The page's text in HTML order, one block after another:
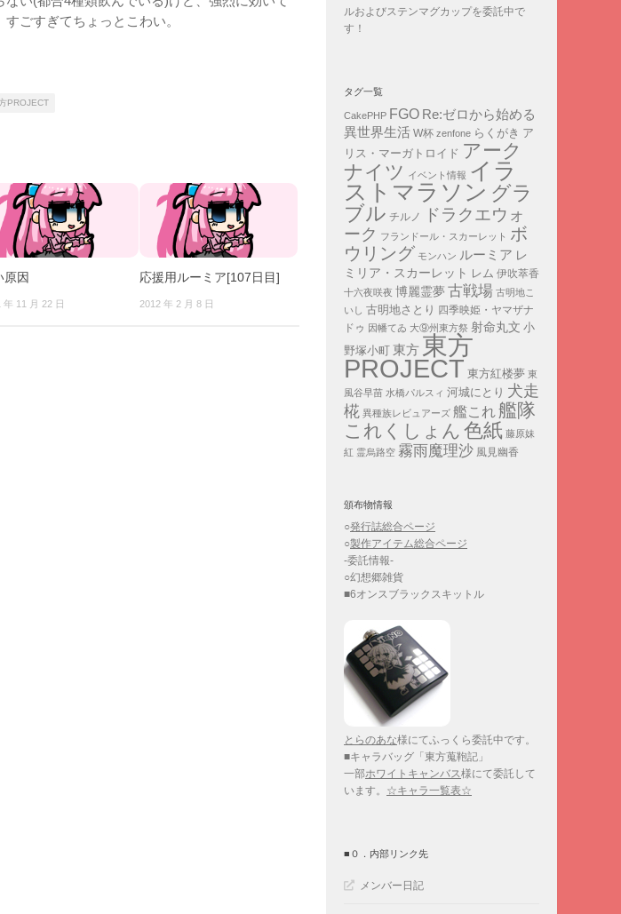
ごすぎてちょっとこわい。
PROJECT
原因
年 11 月 22 日
応援用ルーミア[107日目]
2012 年 2 月 8 日
ルおよびステンマグカップを委託中で
す！
タグ一覧
CakePHP FGO Re:ゼロから始める
異世界生活 W杯 zenfone らくがき ア
リス・マーガトロイド アーク
ナイツ イベント情報 イラ
ストマラソン グラ
ブル チルノ
ドラクエウォ
ーク フランドール・スカーレット ボ
ウリング モンハン ルーミア レ
ミリア・スカーレット
レム 伊吹萃香
十六夜咲夜 博麗霊夢 古戦場 古明地こ
いし 古明地さとり 四季映姫・ヤマザナ
ドゥ 因幡てゐ 大⑨州東方祭 射命丸文 小
野塚小町 東方 東方
PROJECT 東方紅楼夢 東
風谷早苗 水橋パルスィ 河城にとり 犬走
椛 異種族レビュアーズ 艦これ艦隊
これくしょん 色紙 藤原妹
紅 霊烏路空 霧雨魔理沙 風見幽香
頒布物情報
○発行誌総合ページ
○製作アイテム総合ページ
-委託情報-
○幻想郷雑貨
■6オンスブラックスキットル
とらのあな様にてふっくら委託中です。
■キャラバッグ「東方蒐鞄記」
一部ホワイトキャンバス様にて委託して
います。 ☆キャラ一覧表☆
■０．内部リンク先
メンバー日記